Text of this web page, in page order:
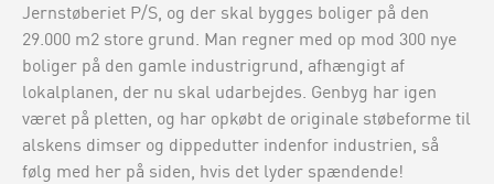
Jernstøberiet P/S, og der skal bygges boliger på den
29.000 m2 store grund. Man regner med op mod 300 nye
boliger på den gamle industrigrund, afhængigt af
lokalplanen, der nu skal udarbejdes. Genbyg har igen
været på pletten, og har opkøbt de originale støbeforme til
alskens dimser og dippedutter indenfor industrien, så
følg med her på siden, hvis det lyder spændende!